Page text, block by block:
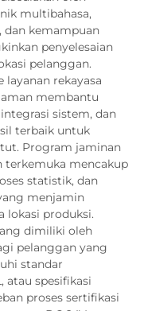
multibahasa,
dan kemampuan
penyelesaian
pelanggan.
rekayasa
membantu
sistem, dan
terbaik untuk
Program jaminan
terkemuka mencakup
statistik, dan
menjamin
lokasi produksi.
dimiliki oleh
pelanggan yang
standar
atau spesifikasi
proses sertifikasi